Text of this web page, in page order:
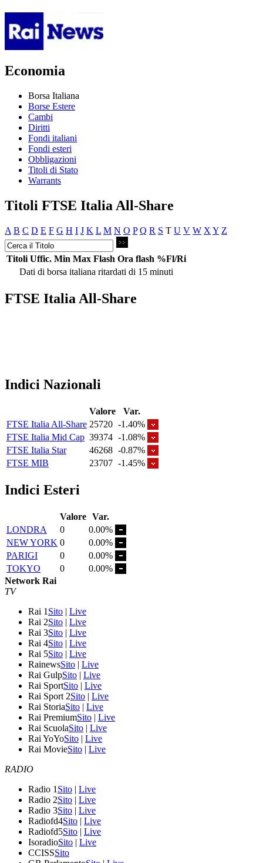
Economia
Borsa Italiana
Borse Estere
Cambi
Diritti
Fondi italiani
Fondi esteri
Obbligazioni
Titoli di Stato
Warrants
Titoli FTSE Italia All-Share
A B C D E F G H I J K L M N O P Q R S T U V W X Y Z
Titoli Uffic. Min Max Flash Ora flash %Fl/Ri
Dati di borsa italiana ritardati di 15 minuti
FTSE Italia All-Share
Indici Nazionali
Valore
Var.
FTSE Italia All-Share 25720 -1.40%
FTSE Italia Mid Cap 39374 -1.08%
FTSE Italia Star
46268 -0.87%
FTSE MIB
23707 -1.45%
Indici Esteri
Valore Var.
LONDRA
0
0.00%
NEW YORK 0
0.00%
PARIGI
0
0.00%
TOKYO
0
0.00%
Network Rai
TV
Rai 1 Sito | Live
Rai 2Sito | Live
Rai 3Sito | Live
Rai 4Sito | Live
Rai 5Sito | Live
RainewsSito | Live
Rai GulpSito | Live
Rai SportSito | Live
Rai Sport 2Sito | Live
Rai StoriaSito | Live
Rai PremiumSito | Live
Rai ScuolaSito | Live
Rai YoYoSito | Live
Rai MovieSito | Live
RADIO
Radio 1 Sito | Live
Radio 2Sito | Live
Radio 3Sito | Live
Radiofd4Sito | Live
Radiofd5Sito | Live
IsoradioSito | Live
CCISSSito